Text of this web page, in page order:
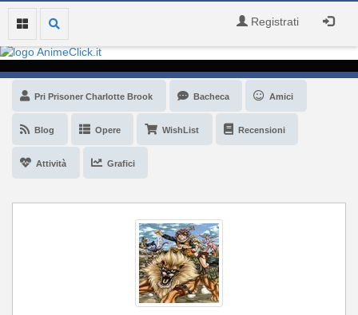
Registrati
Pri Prisoner Charlotte Brook Bacheca Amici
Blog Opere WishList Recensioni
Attività Grafici